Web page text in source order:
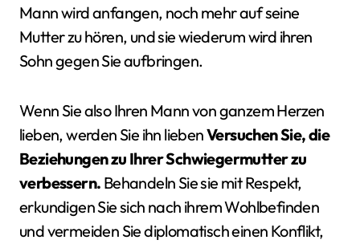
Mann wird anfangen, noch mehr auf seine
Mutter zu hören, und sie wiederum wird ihren
Sohn gegen Sie aufbringen.
Wenn Sie also Ihren Mann von ganzem Herzen
lieben, werden Sie ihn liebenVersuchen Sie, die
Beziehungen zu Ihrer Schwiegermutter zu
verbessern. Behandeln Sie sie mit Respekt,
erkundigen Sie sich nach ihrem Wohlbefinden
und vermeiden Sie diplomatisch einen Konflikt,